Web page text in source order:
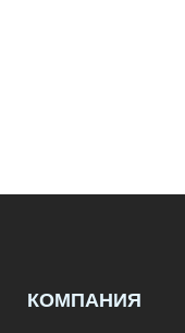
КОМПАНИЯ